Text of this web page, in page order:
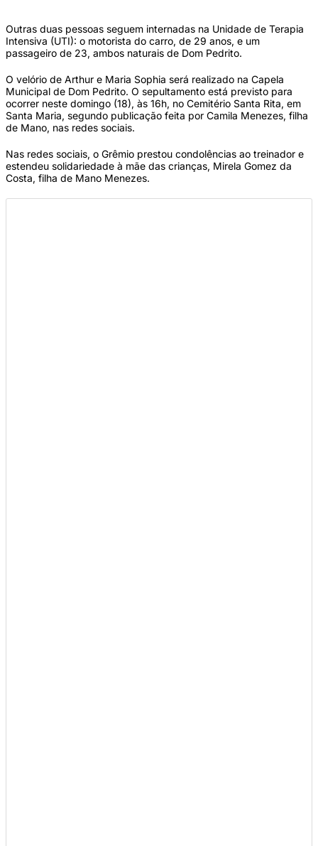
Outras duas pessoas seguem internadas na Unidade de Terapia
Intensiva (UTI): o motorista do carro, de 29 anos, e um
passageiro de 23, ambos naturais de Dom Pedrito.
O velório de Arthur e Maria Sophia será realizado na Capela
Municipal de Dom Pedrito. O sepultamento está previsto para
ocorrer neste domingo (18), às 16h, no Cemitério Santa Rita, em
Santa Maria, segundo publicação feita por Camila Menezes, filha
de Mano, nas redes sociais.
Nas redes sociais, o Grêmio prestou condolências ao treinador e
estendeu solidariedade à mãe das crianças, Mirela Gomez da
Costa, filha de Mano Menezes.